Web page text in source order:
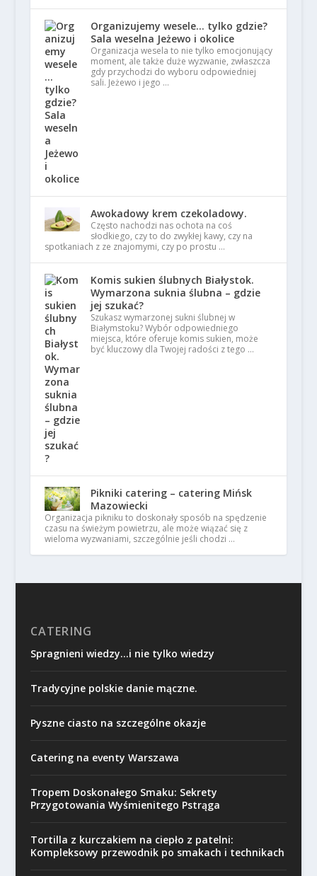
Organizujemy wesele… tylko gdzie?
Sala weselna Jeżewo i okolice
Organizacja wesela to nie tylko emocjonujący
moment, ale także duże wyzwanie, zwłaszcza
gdy przychodzi do wyboru odpowiedniej
sali. Jeżewo i jego …
Awokadowy krem czekoladowy.
Często nachodzi nas ochota na coś
słodkiego, czy to do zwykłej kawy, czy na
spotkaniach z ze znajomymi, czy po prostu …
Komis sukien ślubnych Białystok.
Wymarzona suknia ślubna – gdzie
jej szukać?
Szukasz wymarzonej sukni ślubnej w
Białymstoku? Wybór odpowiedniego
miejsca, które oferuje komis sukien, może
być kluczowy dla Twojej radości z tego …
Pikniki catering – catering Mińsk
Mazowiecki
Organizacja pikniku to doskonały sposób na spędzenie
czasu na świeżym powietrzu, ale może wiązać się z
wieloma wyzwaniami, szczególnie jeśli chodzi …
CATERING
Spragnieni wiedzy…i nie tylko wiedzy
Tradycyjne polskie danie mączne.
Pyszne ciasto na szczególne okazje
Catering na eventy Warszawa
Tropem Doskonałego Smaku: Sekrety
Przygotowania Wyśmienitego Pstrąga
Tortilla z kurczakiem na ciepło z patelni:
Kompleksowy przewodnik po smakach i technikach